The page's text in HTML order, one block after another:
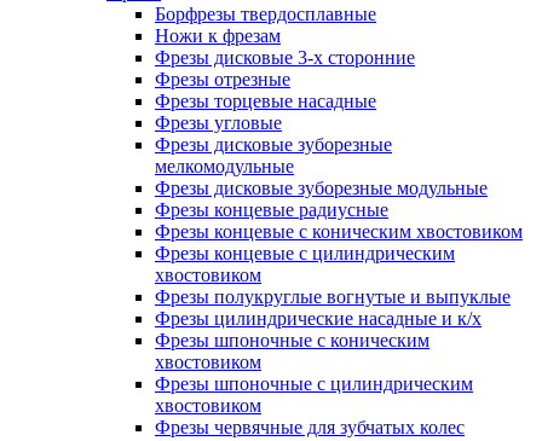
Борфрезы твердосплавные
Ножи к фрезам
Фрезы дисковые 3-х сторонние
Фрезы отрезные
Фрезы торцевые насадные
Фрезы угловые
Фрезы дисковые зуборезные
мелкомодульные
Фрезы дисковые зуборезные модульные
Фрезы концевые радиусные
Фрезы концевые с коническим хвостовиком
Фрезы концевые с цилиндрическим
хвостовиком
Фрезы полукруглые вогнутые и выпуклые
Фрезы цилиндрические насадные и к/х
Фрезы шпоночные с коническим
хвостовиком
Фрезы шпоночные с цилиндрическим
хвостовиком
Фрезы червячные для зубчатых колес